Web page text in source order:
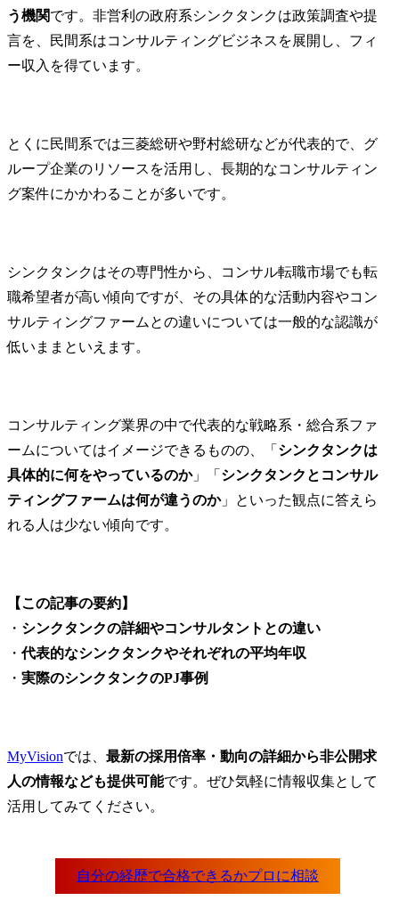
う機関です。非営利の政府系シンクタンクは政策調査や提
言を、民間系はコンサルティングビジネスを展開し、フィ
ー収入を得ています。
とくに民間系では三菱総研や野村総研などが代表的で、グ
ループ企業のリソースを活用し、長期的なコンサルティン
グ案件にかかわることが多いです。
シンクタンクはその専門性から、コンサル転職市場でも転
職希望者が高い傾向ですが、その具体的な活動内容やコン
サルティングファームとの違いについては一般的な認識が
低いままといえます。
コンサルティング業界の中で代表的な戦略系・総合系ファ
ームについてはイメージできるものの、「 シンクタンクは
具体的に何をやっているのか」「 シンクタンクとコンサル
ティングファームは何が違うのか」といった観点に答えら
れる人は少ない傾向です。
【この記事の要約】
・ シンクタンクの詳細やコンサルタントとの違い
・代表的なシンクタンクやそれぞれの平均年収
・ 実際のシンクタンクのPJ事例
MyVisionでは、 最新の採用倍率・動向の詳細から非公開求
人の情報なども提供可能です。ぜひ気軽に情報収集として
活用してみてください。